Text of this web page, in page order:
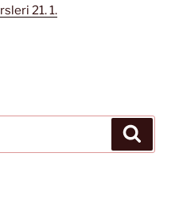
21. 1.